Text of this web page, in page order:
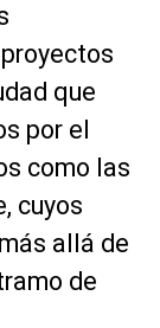
que
por el
como las
cuyos
allá de
de